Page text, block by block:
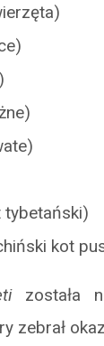
tybetański)
kot
została
zebrał